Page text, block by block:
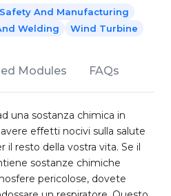
And Manufacturing
Welding Wind Turbine
Modules FAQs
una sostanza chimica in
effetti nocivi sulla salute
il resto della vostra vita. Se il
sostanze chimiche
pericolose, dovete